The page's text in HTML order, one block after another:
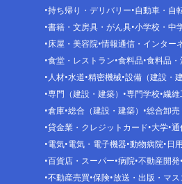
持ち帰り・デリバリー 自動車・自
書籍・文房具・がん具 小学校・中
床屋・美容院 情報通信・インター
食堂・レストラン 食料品 食料品・
人材 水道 精密機械 設備（建設・建
専門（建設・建築）
専門学校 繊維
倉庫 総合（建設・建築）
総合卸
貸金業・クレジットカード 大学 通
電気 電気・電子機器 動物病院 日
百貨店・スーパー 病院 不動産開発
不動産売買 保険 放送・出版・マス